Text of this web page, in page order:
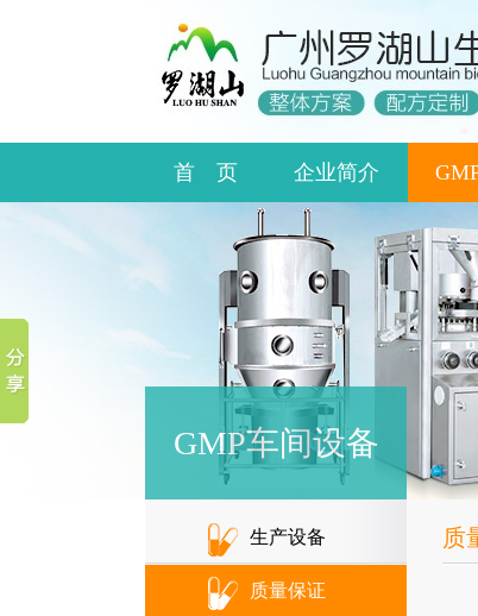
首 页 企业简介
GMP车间设备
生产设备
质量保证
质